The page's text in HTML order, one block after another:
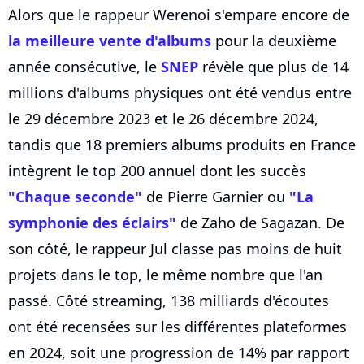
Alors que le rappeur Werenoi s'empare encore de
la meilleure vente d'albums pour la deuxième
année consécutive, le SNEP révèle que plus de 14
millions d'albums physiques ont été vendus entre
le 29 décembre 2023 et le 26 décembre 2024,
tandis que 18 premiers albums produits en France
intègrent le top 200 annuel dont les succès
"Chaque seconde" de Pierre Garnier ou "La
symphonie des éclairs" de Zaho de Sagazan. De
son côté, le rappeur Jul classe pas moins de huit
projets dans le top, le même nombre que l'an
passé. Côté streaming, 138 milliards d'écoutes
ont été recensées sur les différentes plateformes
en 2024, soit une progression de 14% par rapport